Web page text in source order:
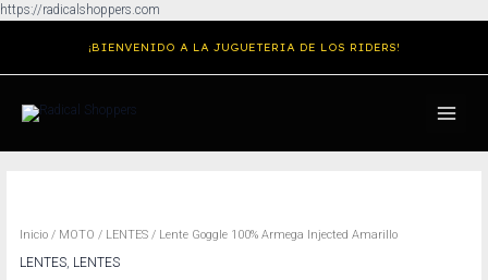
https://radicalshoppers.com
contenido
¡BIENVENIDO A LA JUGUETERIA DE LOS RIDERS!
MENU
Inicio / MOTO / LENTES / Lente Goggle 100% Armega Injected Amarillo
LENTES LENTES